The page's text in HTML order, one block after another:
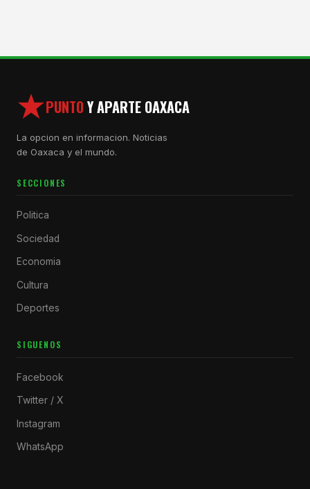
PUNTOY APARTE OAXACA
La opcion en informacion. Noticias
de Oaxaca y el mundo.
SECCIONES
Politica
Sociedad
Economia
Cultura
Deportes
SIGUENOS
Facebook
Twitter / X
Instagram
WhatsApp